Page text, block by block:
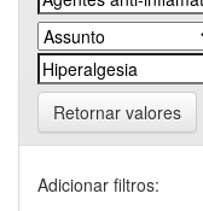
Retornar valores
Adicionar filtros: